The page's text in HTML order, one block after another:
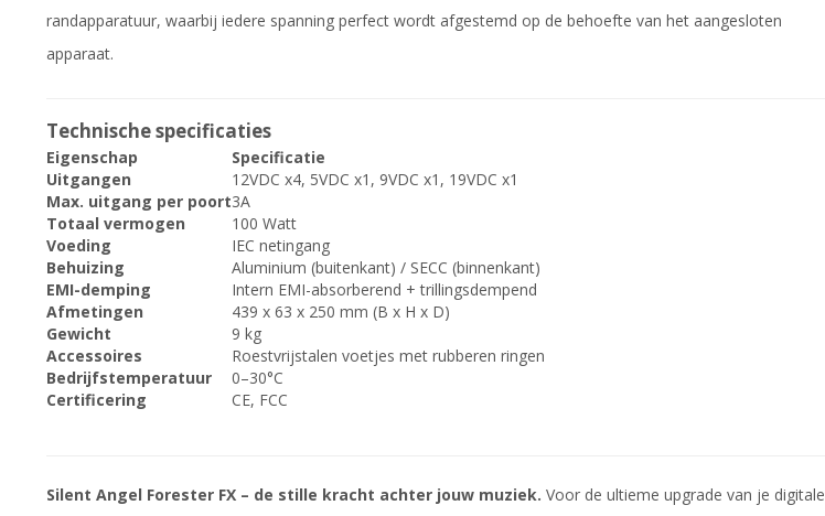
randapparatuur, waarbij iedere spanning perfect wordt afgestemd op de behoefte van het aangesloten
apparaat.
Technische specificaties
Eigenschap
Specificatie
Uitgangen
12VDC x4, 5VDC x1, 9VDC x1, 19VDC x1
Max. uitgang per poort3A
Totaal vermogen
100 Watt
Voeding
IEC netingang
Behuizing
Aluminium (buitenkant) / SECC (binnenkant)
EMI-demping
Intern EMI-absorberend + trillingsdempend
Afmetingen
439 x 63 x 250 mm (B x H x D)
Gewicht
9 kg
Accessoires
Roestvrijstalen voetjes met rubberen ringen
Bedrijfstemperatuur
0–30°C
Certificering
CE, FCC
Silent Angel Forester FX – de stille kracht achter jouw muziek. Voor de ultieme upgrade van je digitale